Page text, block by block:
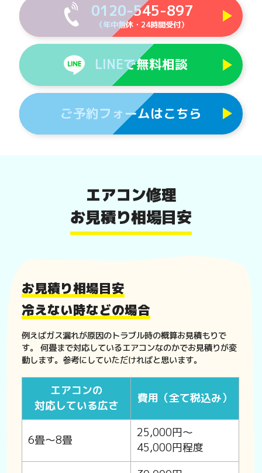
0120-545-897
（年中無休・24時間受付）
LINEで無料相談
ご予約フォームはこちら
エアコン修理
お見積り相場目安
お見積り相場目安
冷えない時などの場合
例えばガス漏れが原因のトラブル時の概算お見積もりで
す。 何畳まで対応しているエアコンなのかでお見積りが変
動します。参考にしていただければと思います。
エアコンの
対応している広さ
費用（全て税込み）
6畳〜8畳
25,000円〜
45,000円程度